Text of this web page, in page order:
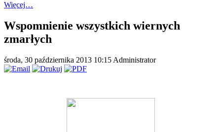
Więcej…
Wspomnienie wszystkich wiernych
zmarłych
środa, 30 października 2013 10:15 Administrator